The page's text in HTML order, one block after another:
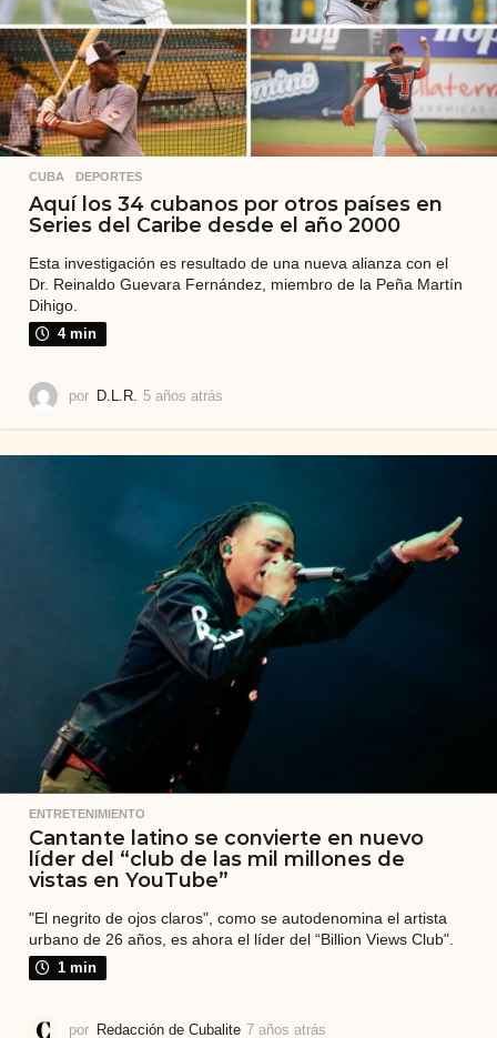
s
CUBA ,DEPORTES
Aquí los 34 cubanos por otros países en
Series del Caribe desde el año 2000
Esta investigación es resultado de una nueva alianza con el
Dr. Reinaldo Guevara Fernández, miembro de la Peña Martín
Dihigo.
4 min
por D.L.R. 5 años atrás
o
t
r
á
s
ENTRETENIMIENTO
Cantante latino se convierte en nuevo
líder del “club de las mil millones de
vistas en YouTube”
"El negrito de ojos claros", como se autodenomina el artista
urbano de 26 años, es ahora el líder del “Billion Views Club".
1 min
por Redacción de Cubalite 7 años atrás